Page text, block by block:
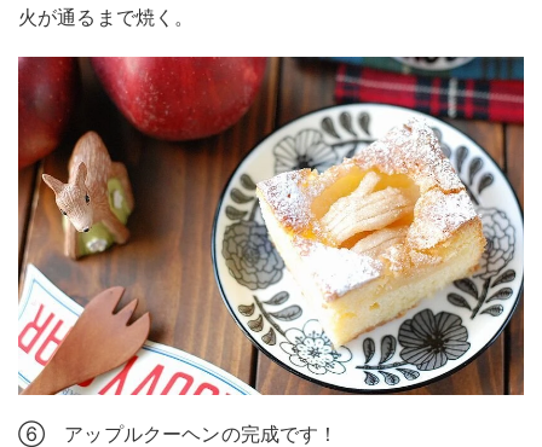
火が通るまで焼く。
⑥ アップルクーヘンの完成です！